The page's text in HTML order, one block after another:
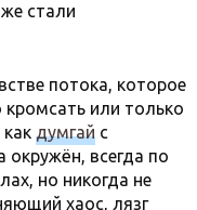
стали
потока, которое
кромсать или только
думгай с
окружён, всегда по
но никогда не
хаос, лязг